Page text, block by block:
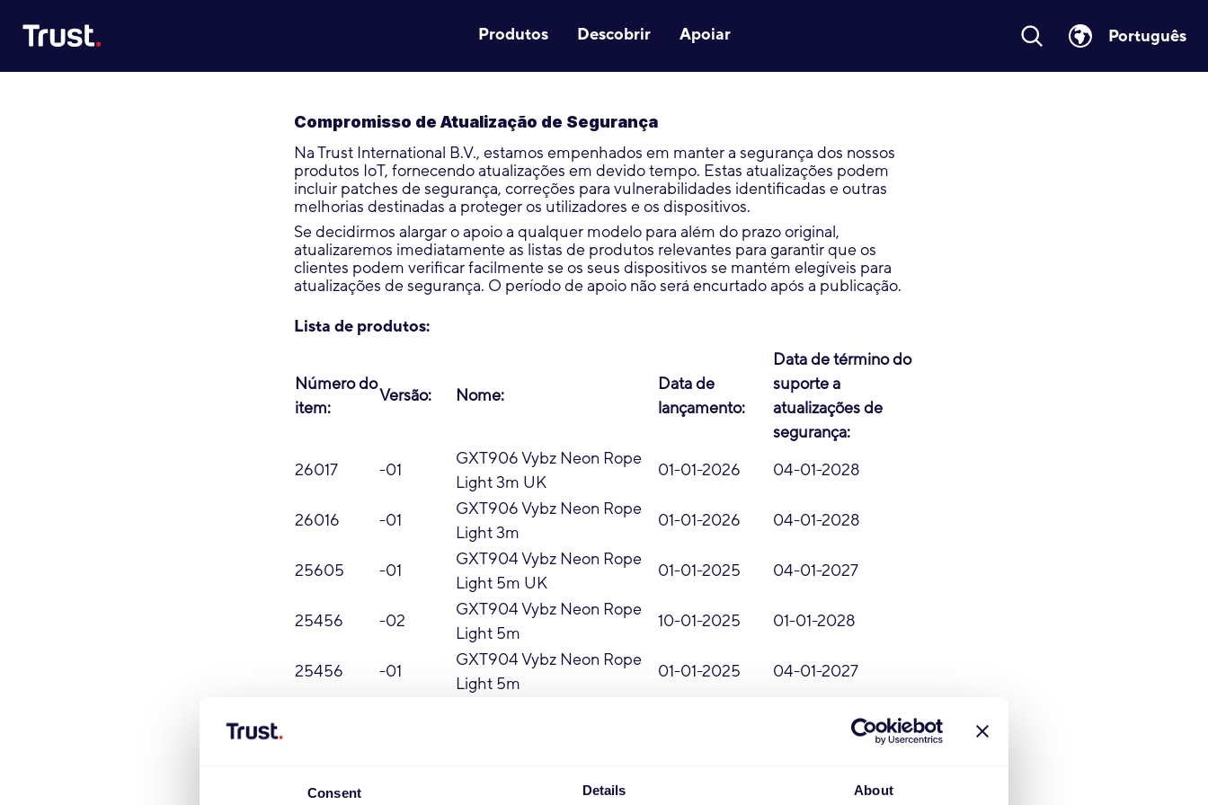
Consent Details About
Produtos Descobrir Apoiar Português
Compromisso de Atualização de Segurança
Na Trust International B.V., estamos empenhados em manter a segurança dos nossos
produtos IoT, fornecendo atualizações em devido tempo. Estas atualizações podem
incluir patches de segurança, correções para vulnerabilidades identificadas e outras
melhorias destinadas a proteger os utilizadores e os dispositivos.
Se decidirmos alargar o apoio a qualquer modelo para além do prazo original,
atualizaremos imediatamente as listas de produtos relevantes para garantir que os
clientes podem verificar facilmente se os seus dispositivos se mantém elegíveis para
atualizações de segurança. O período de apoio não será encurtado após a publicação.
Lista de produtos:
Número do
item:
Versão: Nome:
Data de
lançamento:
Data de término do
suporte a
atualizações de
segurança:
26017 -01
GXT906 Vybz Neon Rope
Light 3m UK
01-01-2026 04-01-2028
26016 -01
GXT906 Vybz Neon Rope
Light 3m
01-01-2026 04-01-2028
25605 -01
GXT904 Vybz Neon Rope
Light 5m UK
01-01-2025 04-01-2027
25456 -02
GXT904 Vybz Neon Rope
Light 5m
10-01-2025 01-01-2028
25456 -01
GXT904 Vybz Neon Rope
Light 5m
01-01-2025 04-01-2027
04-01-2027